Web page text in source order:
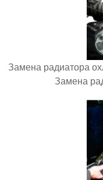
Замена радиатора
Замена